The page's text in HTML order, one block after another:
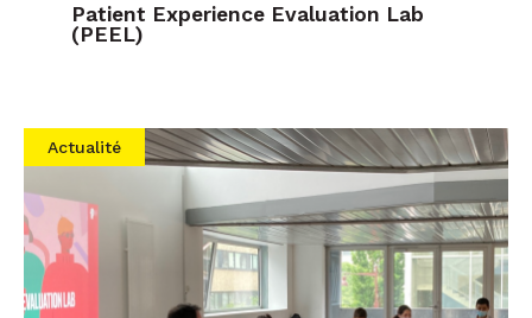
Patient Experience Evaluation Lab
(PEEL)
Actualité